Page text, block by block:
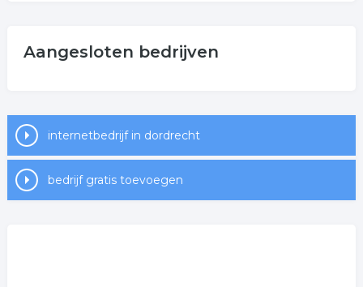
Aangesloten bedrijven
internetbedrijf in dordrecht
bedrijf gratis toevoegen